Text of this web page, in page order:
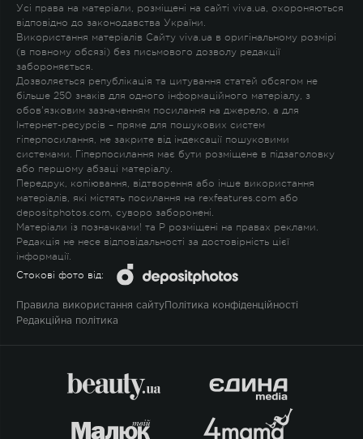
Усі права на матеріали, розміщені на сайті viva.ua, охороняються
відповідно до законодавства України.
Використання матеріалів Сайту viva.ua в оригінальному розмірі
(в повному обсязі) без письмового дозволу редакції
забороняється.
Дозволяється републікація та цитування статей обсягом не
більше 250 знаків для одного інформаційного матеріалу, з
обов'язковим зазначенням посилання на джерело, а для
Інтернет-ресурсів – пряме для пошукових систем
гіперпосилання, не закрите від індексації пошуковими
системами. Гіперпосилання має бути розміщене в підзаголовку
або першому абзаці матеріалу.
Передрук, копіювання, відтворення або інше використання
матеріалів, які містять посилання на rexfeatures.com або
depositphotos.com, суворо заборонені.
Матеріали із позначками! та P розміщені на правах реклами.
Редакція не несе відповідальності за достовірність цієї
інформації.
Стокові фото від:
Правила використання сайту Політика конфіденційності
Редакційна політика